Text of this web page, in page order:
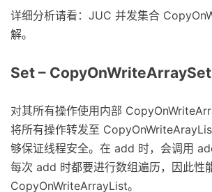
详细分析请看：JUC 并发集合
解。
Set – CopyOnWriteArraySet
对其所有操作使用内部
将所有操作转发至
够保证线程安全。在 add 时，会调用
每次 add 时都要进行数组遍历，因此性
CopyOnWriteArrayList。